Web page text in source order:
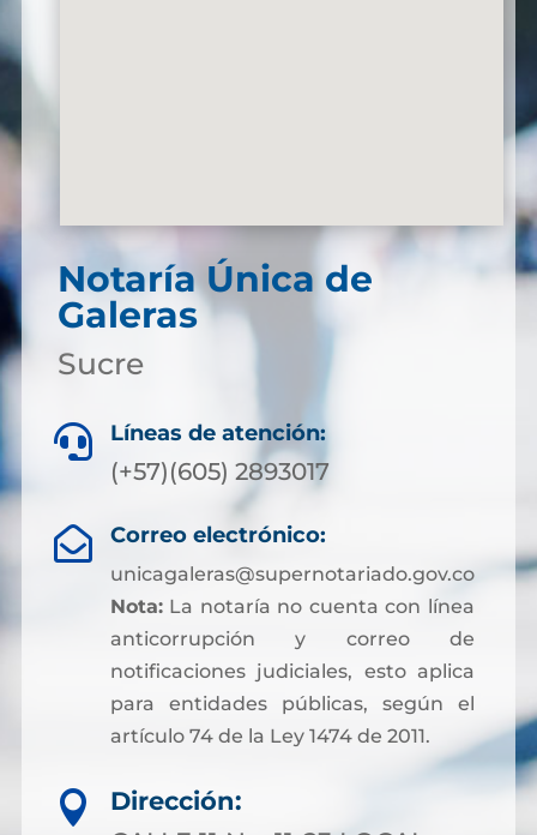
Notaría Única de
Galeras
Sucre
 Líneas de atención:
(+57)(605) 2893017
 Correo electrónico:
unicagaleras@supernotariado.gov.co
Nota:La notaría no cuenta con línea
anticorrupción y correo de
notificaciones judiciales, esto aplica
para entidades públicas, según el
artículo 74 de la Ley 1474 de 2011.

Dirección: